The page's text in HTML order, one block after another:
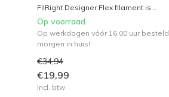
FilRight Designer Flex filament is...
Op voorraad
Op werkdagen vóór 16.00 uur besteld,
morgen in huis!
€34,94
€19,99
Incl. btw